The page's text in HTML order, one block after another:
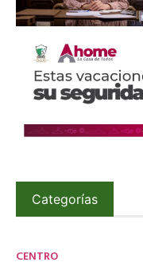
Categorías
CENTRO